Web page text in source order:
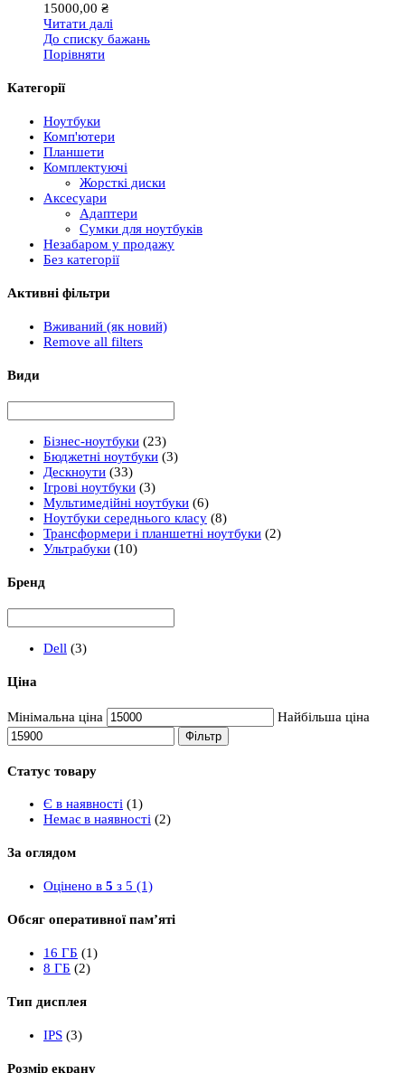
15000,00 ₴
Читати далі
До списку бажань
Порівняти
Категорії
Ноутбуки
Комп'ютери
Планшети
Комплектуючі
Жорсткі диски
Аксесуари
Адаптери
Сумки для ноутбуків
Незабаром у продажу
Без категорії
Активні фільтри
Вживаний (як новий)
Remove all filters
Види
Бізнес-ноутбуки (23)
Бюджетні ноутбуки (3)
Дескноути (33)
Ігрові ноутбуки (3)
Мультимедійні ноутбуки (6)
Ноутбуки середнього класу (8)
Трансформери і планшетні ноутбуки (2)
Ультрабуки (10)
Бренд
Dell (3)
Ціна
Мінімальна ціна Найбільша ціна
Фільтр
Статус товару
Є в наявності (1)
Немає в наявності (2)
За оглядом
Оцінено в 5 з 5 (1)
Обсяг оперативної пам’яті
16 ГБ (1)
8 ГБ (2)
Тип дисплея
IPS (3)
Розмір екрану